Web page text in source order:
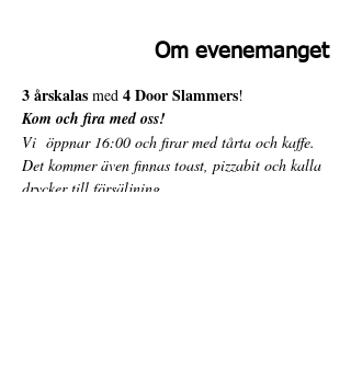
Om evenemanget
3 årskalas med 4 Door Slammers!
Kom och fira med oss!
Vi  öppnar 16:00 och firar med tårta och kaffe.
Det kommer även finnas toast, pizzabit och kalla
drycker till försäljning.